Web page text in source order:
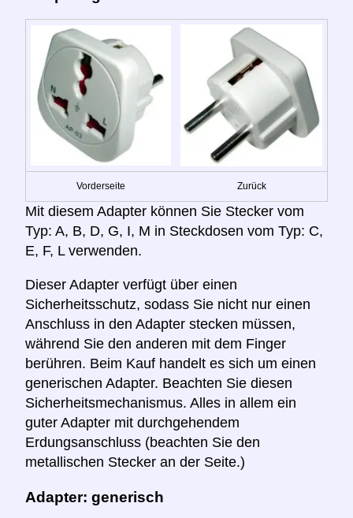
Vorderseite Zurück
Mit diesem Adapter können Sie Stecker vom
Typ: A, B, D, G, I, M in Steckdosen vom Typ: C,
E, F, L verwenden.
Dieser Adapter verfügt über einen
Sicherheitsschutz, sodass Sie nicht nur einen
Anschluss in den Adapter stecken müssen,
während Sie den anderen mit dem Finger
berühren. Beim Kauf handelt es sich um einen
generischen Adapter. Beachten Sie diesen
Sicherheitsmechanismus. Alles in allem ein
guter Adapter mit durchgehendem
Erdungsanschluss (beachten Sie den
metallischen Stecker an der Seite.)
Adapter: generisch